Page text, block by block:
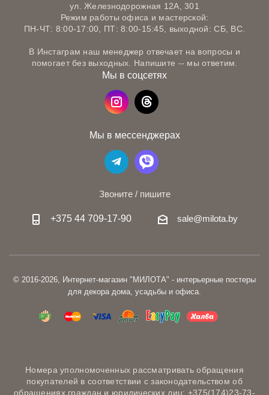
ул. Железнодорожная 12А, 301
Режим работы офиса и мастерской:
ПН-ЧТ: 8:00-17:00, ПТ: 8:00-15:45, выходной: СБ, ВС.
В Инстаграм наш менеджер отвечает на вопросы и
помогает без выходных. Напишите -- мы ответим.
Мы в соцсетях
Мы в мессенджерах
Звоните / пишите
+375 44 709-17-90 sale@milota.by
© 2016-2026, Интернет-магазин "МИЛОТА" - интерьерные постеры
для декора дома, усадьбы и офиса.
Номера уполномоченных рассматривать обращения
покупателей в соответствии с законодательством об
обращениях граждан и юридических лиц: +375(174)23-73-